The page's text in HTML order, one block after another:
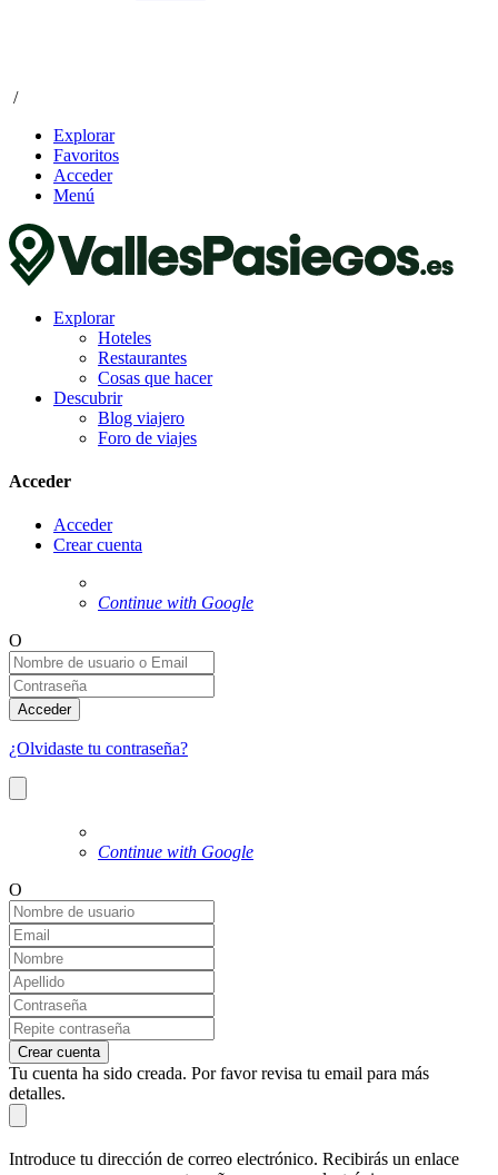
/
Explorar
Favoritos
Acceder
Menú
Explorar
Hoteles
Restaurantes
Cosas que hacer
Descubrir
Blog viajero
Foro de viajes
Acceder
Acceder
Crear cuenta
Continue with Google
O
Acceder
¿Olvidaste tu contraseña?
Continue with Google
O
Crear cuenta
Tu cuenta ha sido creada. Por favor revisa tu email para más
detalles.
Introduce tu dirección de correo electrónico. Recibirás un enlace